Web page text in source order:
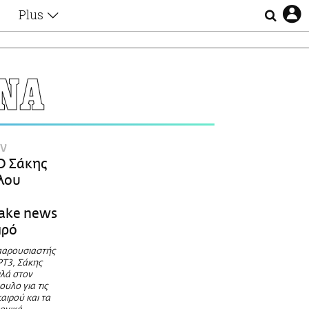
Plus
Αφιερώματα
Ζώδια
Απώλειες
Lgbtqi+
Σάκης
news
Σάκης
στον
για τις
και τα